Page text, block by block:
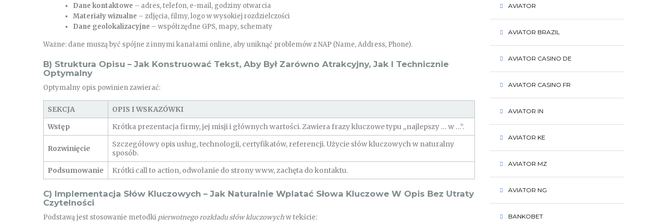
AVIATOR
AVIATOR BRAZIL
AVIATOR CASINO DE
AVIATOR CASINO FR
AVIATOR IN
AVIATOR KE
AVIATOR MZ
AVIATOR NG
BANKOBET
Dane kontaktowe – adres, telefon, e-mail, godziny otwarcia
Materiały wizualne – zdjęcia, filmy, logo w wysokiej rozdzielczości
Dane geolokalizacyjne – współrzędne GPS, mapy, schematy
Ważne: dane muszą być spójne z innymi kanałami online, aby uniknąć problemów z NAP (Name, Address, Phone).
B) Struktura Opisu – Jak Konstruować Tekst, Aby Był Zarówno Atrakcyjny, Jak I Technicznie
Optymalny
Optymalny opis powinien zawierać:
SEKCJA
OPIS I WSKAZÓWKI
Wstęp
Krótka prezentacja firmy, jej misji i głównych wartości. Zawiera frazy kluczowe typu „najlepszy … w …”.
Rozwinięcie
Szczegółowy opis usług, technologii, certyfikatów, referencji. Użycie słów kluczowych w naturalny
sposób.
Podsumowanie
Krótki call to action, odwołanie do strony www, zachęta do kontaktu.
C) Implementacja Słów Kluczowych – Jak Naturalnie Wplatać Słowa Kluczowe W Opis Bez Utraty
Czytelności
Podstawą jest stosowanie metodki pierwotnego rozkładu słów kluczowychw tekście: